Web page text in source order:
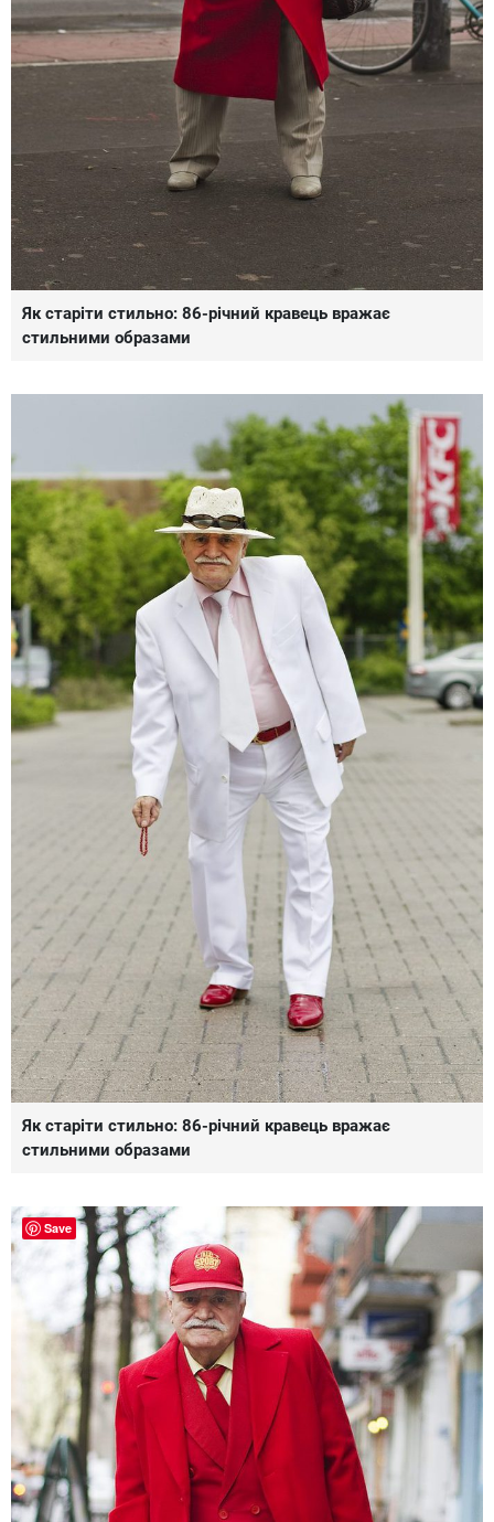
Як старіти стильно: 86-річний кравець вражає
стильними образами
Як старіти стильно: 86-річний кравець вражає
стильними образами
Save